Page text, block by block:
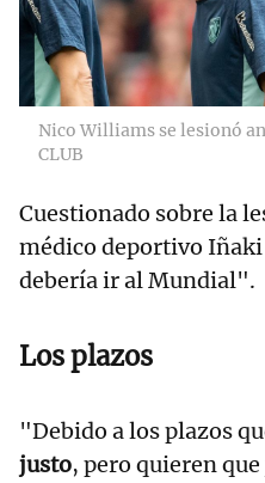
Nico Williams se lesionó
CLUB
Cuestionado sobre la
médico deportivo
debería ir al Mundial".
Los plazos
"Debido a los plazos
justo, pero quieren